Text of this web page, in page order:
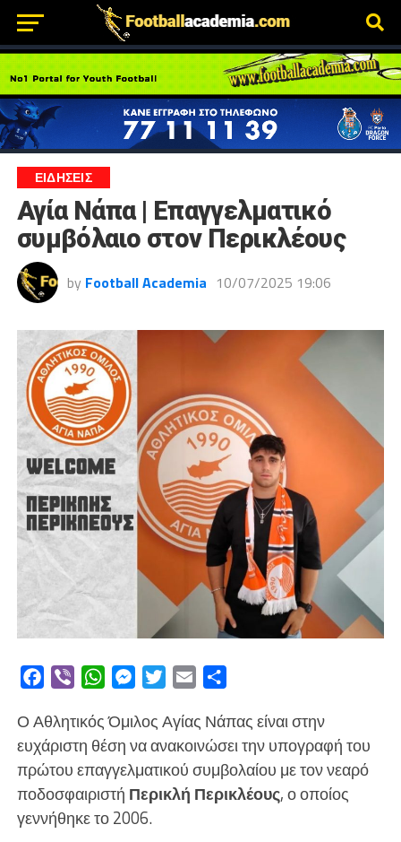
ΕΙΔΗΣΕΙΣ
Αγία Νάπα | Επαγγελματικό
συμβόλαιο στον Περικλέους
by Football Academia 10/07/2025 19:06
Facebook
Viber WhatsAppMessengerTwitterEmail
Ο Αθλητικός Όμιλος Αγίας Νάπας είναι στην
ευχάριστη θέση να ανακοινώσει την υπογραφή του
πρώτου επαγγελματικού συμβολαίου με τον νεαρό
ποδοσφαιριστή Περικλή Περικλέους, ο οποίος
γεννήθηκε το 2006.